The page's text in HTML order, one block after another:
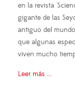
en la revista
gigante de las
antiguo del
que algunas
viven mucho
Leer más ...